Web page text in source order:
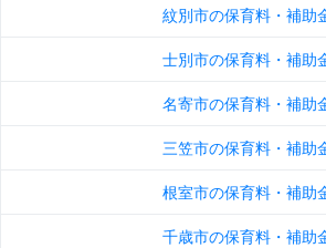
紋別市の保育料・補助
士別市の保育料・補助
名寄市の保育料・補助
三笠市の保育料・補助
根室市の保育料・補助
千歳市の保育料・補助